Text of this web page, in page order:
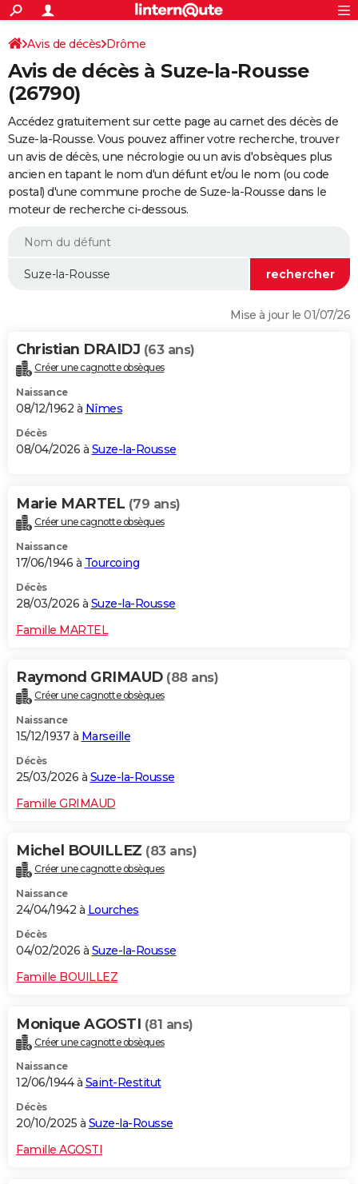
ACTUALITÉS
Politique
Société
Faits Divers
Education
Monde
Villes
+
SPORT
Coupe du monde 2026
Football
Tennis
Cyclisme
Rugby
Forum
FINANCE
Retraite
Impôts
Epargne
Immobilier
Risques naturels par ville
Banque
Assurance
Crédit
Essais
Réserver un essai
Citadines
Berlines
SUV
Forum auto
+
HIGH-TECH
Mobiles
Meilleur smartphone
Internet
Ordinateurs
Jeux vidéo
Guide high-tech
+BRICOLAGE
Forum
Aménagement intérieur
Extérieur
Cuisine
Salle de bains
Jardinage
Rangement
WEEK-END
Guides de France
Escapades
Patrimoine
Expositions
Musées
Week-end nature
LIFESTYLE
Alimentation
Guide de la santé
Maladies
Médicaments
Sommeil
VOYAGE
Destinations
City break
Voyage nature
Voyage de noces
Forum
Climat
+PHOTO
GUIDES D'ACHAT
BONS PLANS
Carte de Noël
Carte Bonne année
Carte Saint-Valentin
Carte Pâques
Carte d'anniversaire
DICTIONNAIRE
PROGRAMME TV
COPAINS D'AVANT
S'inscrire
Se connecter
Lycées
Collèges
Primaires
Universités
Entreprises
Service militaire
Avis de recherche
AVIS DE DÉCÈS
FORUM
Avis de décès Drôme
Avis de décès à Suze-la-Rousse
(26790)
Accédez gratuitement sur cette page au carnet des décès de
Suze-la-Rousse. Vous pouvez affiner votre recherche, trouver
un avis de décès, une nécrologie ou un avis d'obsèques plus
ancien en tapant le nom d'un défunt et/ou le nom (ou code
postal) d'une commune proche de Suze-la-Rousse dans le
moteur de recherche ci-dessous.
Mise à jour le 01/07/26
Christian DRAIDJ (63 ans)
Créer une cagnotte obsèques
Naissance
08/12/1962 à Nîmes
Décès
08/04/2026 à Suze-la-Rousse
Marie MARTEL (79 ans)
Créer une cagnotte obsèques
Naissance
17/06/1946 à Tourcoing
Décès
28/03/2026 à Suze-la-Rousse
Famille MARTEL
Raymond GRIMAUD (88 ans)
Créer une cagnotte obsèques
Naissance
15/12/1937 à Marseille
Décès
25/03/2026 à Suze-la-Rousse
Famille GRIMAUD
Michel BOUILLEZ (83 ans)
Créer une cagnotte obsèques
Naissance
24/04/1942 à Lourches
Décès
04/02/2026 à Suze-la-Rousse
Famille BOUILLEZ
Monique AGOSTI (81 ans)
Créer une cagnotte obsèques
Naissance
12/06/1944 à Saint-Restitut
Décès
20/10/2025 à Suze-la-Rousse
Famille AGOSTI